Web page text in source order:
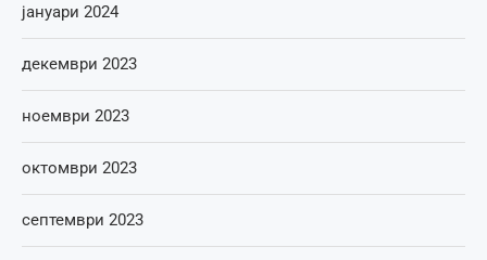
јануари 2024
декември 2023
ноември 2023
октомври 2023
септември 2023